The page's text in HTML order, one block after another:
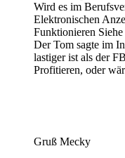
Wird es im
Elektronischen
Funktionieren
Der Tom sagte im
lastiger ist als der
Profitieren, oder
Gruß Mecky